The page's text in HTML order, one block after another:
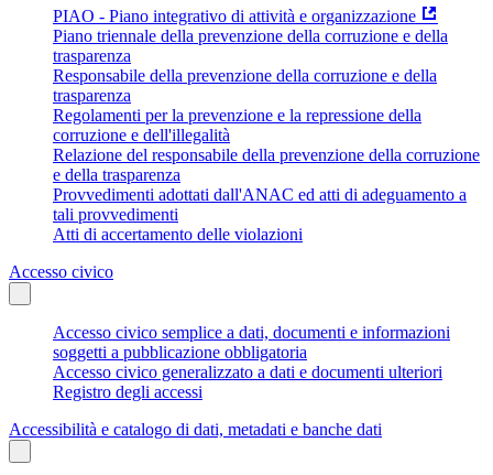
PIAO - Piano integrativo di attività e organizzazione
Piano triennale della prevenzione della corruzione e della
trasparenza
Responsabile della prevenzione della corruzione e della
trasparenza
Regolamenti per la prevenzione e la repressione della
corruzione e dell'illegalità
Relazione del responsabile della prevenzione della corruzione
e della trasparenza
Provvedimenti adottati dall'ANAC ed atti di adeguamento a
tali provvedimenti
Atti di accertamento delle violazioni
Accesso civico
Accesso civico semplice a dati, documenti e informazioni
soggetti a pubblicazione obbligatoria
Accesso civico generalizzato a dati e documenti ulteriori
Registro degli accessi
Accessibilità e catalogo di dati, metadati e banche dati